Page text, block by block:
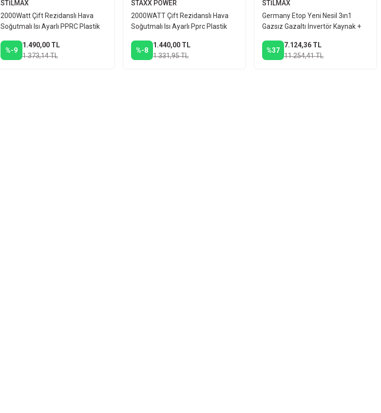
STİLMAX
2000Watt Çift Rezidanslı Hava
Soğutmalı Isı Ayarlı PPRC Plastik
Metre
%-9
1.490,00 TL
1.373,14 TL
STAXX POWER
2000WATT Çift Rezidanslı Hava
Soğutmalı Isı Ayarlı Pprc Plastik
Metre
%-8
1.440,00 TL
1.331,95 TL
STİLMAX
Germany Etop Yeni Nesil 3ın1
Gazsız Gazaltı İnvertör Kaynak +
Tel
%37
7.124,36 TL
11.254,41 TL